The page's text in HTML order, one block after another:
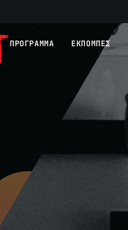
ΠΡΟΓΡΑΜΜΑ ΕΚΠΟΜΠΕΣ